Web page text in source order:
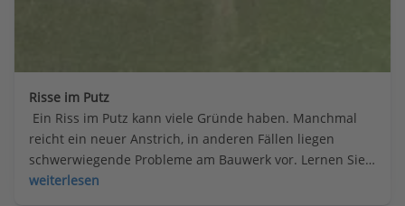
Risse im Putz
Ein Riss im Putz kann viele Gründe haben. Manchmal
reicht ein neuer Anstrich, in anderen Fällen liegen
schwerwiegende Probleme am Bauwerk vor. Lernen Sie,
verschiedene Risse zu unterscheiden und richtig zu
weiterlesen